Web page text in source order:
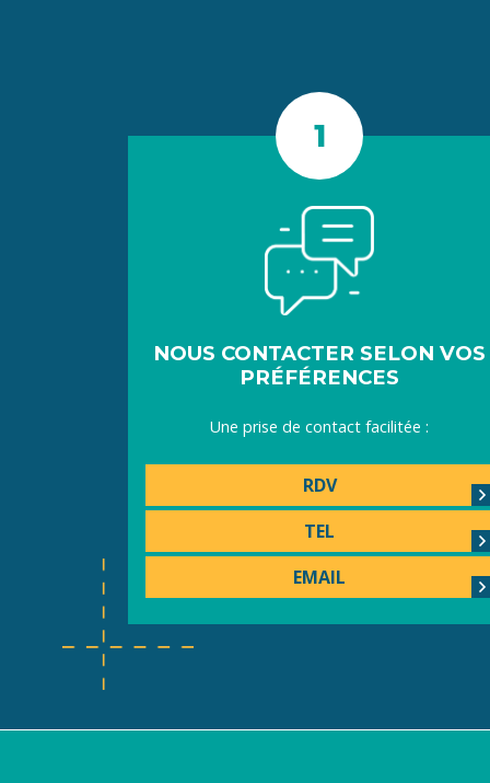
NOUS CONTACTER SELON VOS
PRÉFÉRENCES
Une prise de contact facilitée :
RDV
TEL
EMAIL